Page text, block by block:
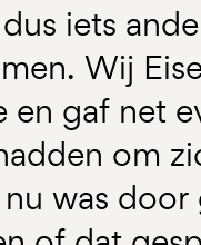
iets
Wij
en gaf net
om
was